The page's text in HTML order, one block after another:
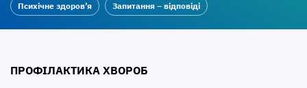
Психічне здоров’я Запитання – відповіді
ПРОФІЛАКТИКА ХВОРОБ